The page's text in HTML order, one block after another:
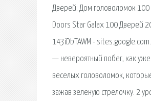
Дверей: Дом головоломок 100
Doors Star Galax 100 Дверей
143iDbTAWM -
— невероятный побег, как
веселых головоломок,
зажав зеленую стрелочку. 2